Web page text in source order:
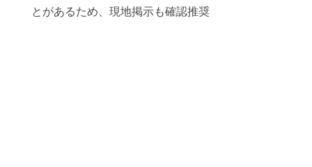
とがあるため、現地掲示も確認推奨